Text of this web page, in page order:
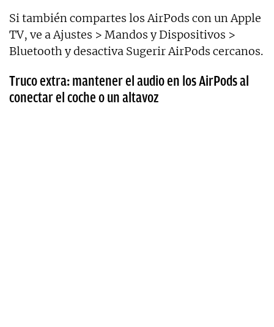
Si también compartes los AirPods con un Apple
TV, ve a Ajustes > Mandos y Dispositivos >
Bluetooth y desactiva Sugerir AirPods cercanos.
Truco extra: mantener el audio en los AirPods al
conectar el coche o un altavoz